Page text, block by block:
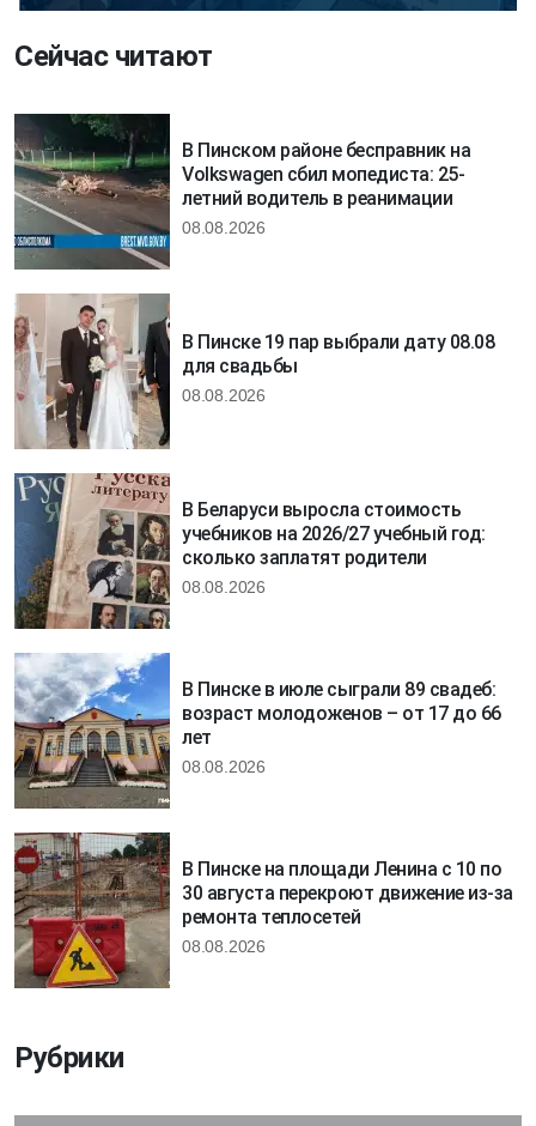
Сейчас читают
В Пинском районе бесправник на
Volkswagen сбил мопедиста: 25-
летний водитель в реанимации
08.08.2026
В Пинске 19 пар выбрали дату 08.08
для свадьбы
08.08.2026
В Беларуси выросла стоимость
учебников на 2026/27 учебный год:
сколько заплатят родители
08.08.2026
В Пинске в июле сыграли 89 свадеб:
возраст молодоженов – от 17 до 66
лет
08.08.2026
В Пинске на площади Ленина с 10 по
30 августа перекроют движение из-за
ремонта теплосетей
08.08.2026
Рубрики